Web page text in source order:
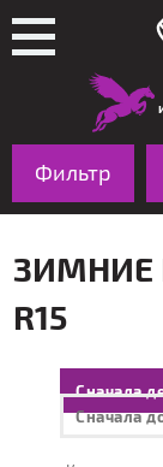
Фильтр
ЗИМНИЕ
R15
Сначала
Сначала